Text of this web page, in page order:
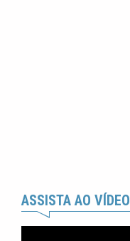
ASSISTA AO VÍDEO